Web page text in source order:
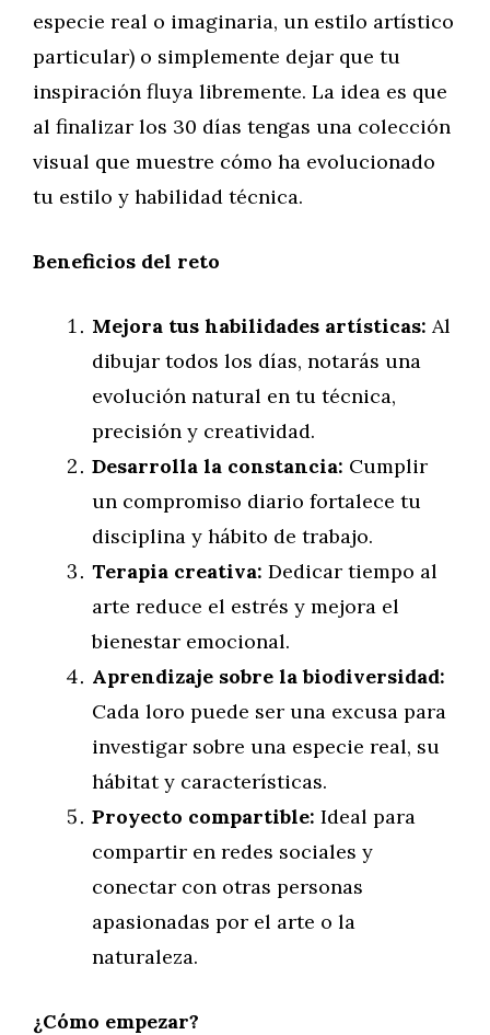
especie real o imaginaria, un estilo artístico
particular) o simplemente dejar que tu
inspiración fluya libremente. La idea es que
al finalizar los 30 días tengas una colección
visual que muestre cómo ha evolucionado
tu estilo y habilidad técnica.
Beneficios del reto
Mejora tus habilidades artísticas: Al
dibujar todos los días, notarás una
evolución natural en tu técnica,
precisión y creatividad.
Desarrolla la constancia: Cumplir
un compromiso diario fortalece tu
disciplina y hábito de trabajo.
Terapia creativa: Dedicar tiempo al
arte reduce el estrés y mejora el
bienestar emocional.
Aprendizaje sobre la biodiversidad:
Cada loro puede ser una excusa para
investigar sobre una especie real, su
hábitat y características.
Proyecto compartible: Ideal para
compartir en redes sociales y
conectar con otras personas
apasionadas por el arte o la
naturaleza.
¿Cómo empezar?